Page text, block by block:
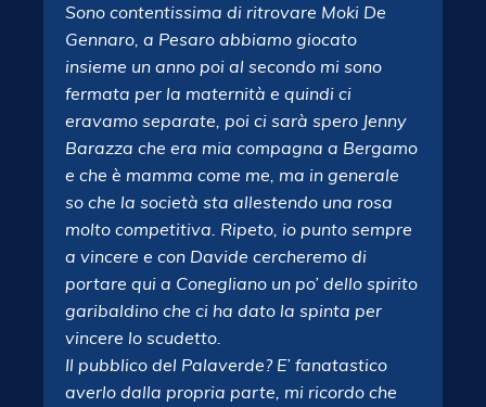
Sono contentissima di ritrovare Moki De
Gennaro, a Pesaro abbiamo giocato
insieme un anno poi al secondo mi sono
fermata per la maternità e quindi ci
eravamo separate, poi ci sarà spero Jenny
Barazza che era mia compagna a Bergamo
e che è mamma come me, ma in generale
so che la società sta allestendo una rosa
molto competitiva. Ripeto, io punto sempre
a vincere e con Davide cercheremo di
portare qui a Conegliano un po’ dello spirito
garibaldino che ci ha dato la spinta per
vincere lo scudetto.
Il pubblico del Palaverde? E’ fanatastico
averlo dalla propria parte, mi ricordo che